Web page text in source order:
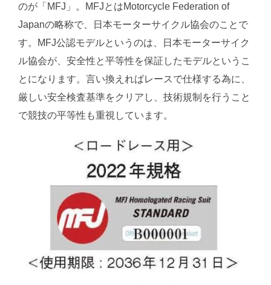
のが「MFJ」。MFJとはMotorcycle Federation of
Japanの略称で、日本モーターサイクル協会のことで
す。MFJ公認モデルというのは、日本モーターサイク
ル協会が、安全性と平等性を保証したモデルというこ
とになります。言い換えればレースで仕様する為に、
厳しい安全検査基準をクリアし、技術規制を行うこと
で競技の平等性も重視しています。